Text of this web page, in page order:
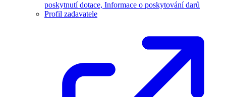
poskytnutí dotace, Informace o poskytování darů
Profil zadavatele